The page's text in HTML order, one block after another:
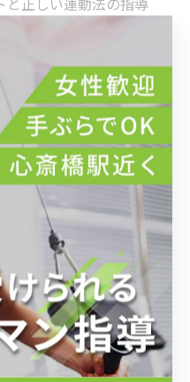
す。パーソナルジム心
体重減少だけでなく、
るため、長期的に効果
も続けやすいプログラム
にします。
エット：継続こそが新し
、忙しい日常の中でも無
提供しています。専門
質や生活習慣を考慮した
ログラムを作成し、効